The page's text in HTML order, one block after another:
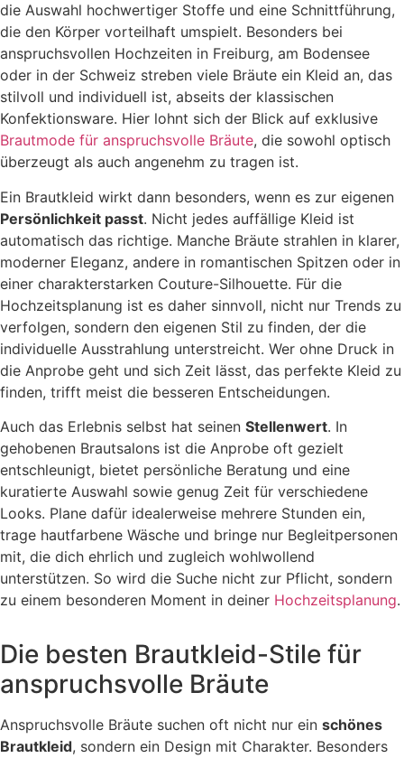
die Auswahl hochwertiger Stoffe und eine Schnittführung,
die den Körper vorteilhaft umspielt. Besonders bei
anspruchsvollen Hochzeiten in Freiburg, am Bodensee
oder in der Schweiz streben viele Bräute ein Kleid an, das
stilvoll und individuell ist, abseits der klassischen
Konfektionsware. Hier lohnt sich der Blick auf exklusive
Brautmode für anspruchsvolle Bräute, die sowohl optisch
überzeugt als auch angenehm zu tragen ist.
Ein Brautkleid wirkt dann besonders, wenn es zur eigenen
Persönlichkeit passt. Nicht jedes auffällige Kleid ist
automatisch das richtige. Manche Bräute strahlen in klarer,
moderner Eleganz, andere in romantischen Spitzen oder in
einer charakterstarken Couture-Silhouette. Für die
Hochzeitsplanung ist es daher sinnvoll, nicht nur Trends zu
verfolgen, sondern den eigenen Stil zu finden, der die
individuelle Ausstrahlung unterstreicht. Wer ohne Druck in
die Anprobe geht und sich Zeit lässt, das perfekte Kleid zu
finden, trifft meist die besseren Entscheidungen.
Auch das Erlebnis selbst hat seinen Stellenwert. In
gehobenen Brautsalons ist die Anprobe oft gezielt
entschleunigt, bietet persönliche Beratung und eine
kuratierte Auswahl sowie genug Zeit für verschiedene
Looks. Plane dafür idealerweise mehrere Stunden ein,
trage hautfarbene Wäsche und bringe nur Begleitpersonen
mit, die dich ehrlich und zugleich wohlwollend
unterstützen. So wird die Suche nicht zur Pflicht, sondern
zu einem besonderen Moment in deiner Hochzeitsplanung.
Die besten Brautkleid-Stile für
anspruchsvolle Bräute
Anspruchsvolle Bräute suchen oft nicht nur ein schönes
Brautkleid, sondern ein Design mit Charakter. Besonders